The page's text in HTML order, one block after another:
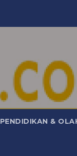
PENDIDIKAN &